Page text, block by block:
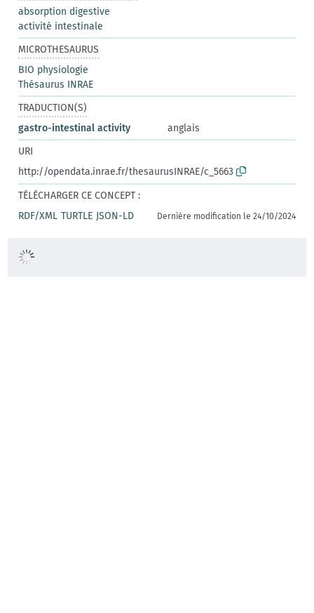
absorption digestive
activité intestinale
MICROTHESAURUS
BIO physiologie
Thésaurus INRAE
TRADUCTION(S)
gastro-intestinal activity
anglais
URI
http://opendata.inrae.fr/thesaurusINRAE/c_5663
TÉLÉCHARGER CE CONCEPT :
RDF/XML TURTLE JSON-LD Dernière modification le 24/10/2024